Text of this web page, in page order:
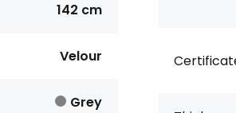
142 cm
Velour
Grey